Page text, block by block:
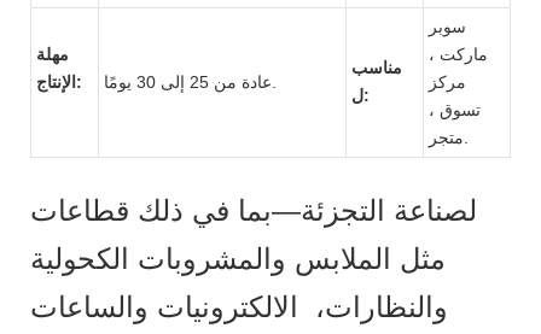
مهلة
الإنتاج:
مناسب
ل:
سوبر
ماركت ،
مركز
تسوق ،
لصناعة التجزئة—بما في ذلك قطاعات
مثل الملابس والمشروبات الكحولية
والنظارات، الالكترونيات والساعات